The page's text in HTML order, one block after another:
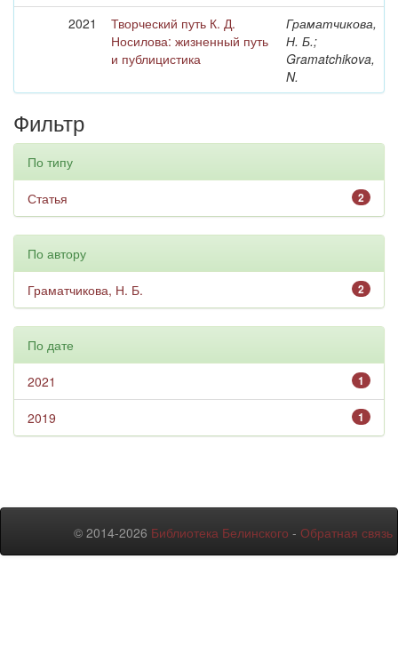
2021
Творческий путь К. Д.
Носилова: жизненный путь
и публицистика
Граматчикова,
Н. Б.;
Gramatchikova,
N.
Фильтр
По типу
2
Статья
По автору
2
Граматчикова, Н. Б.
По дате
1
2021
1
2019
© 2014-2026 Библиотека Белинского - Обратная связь